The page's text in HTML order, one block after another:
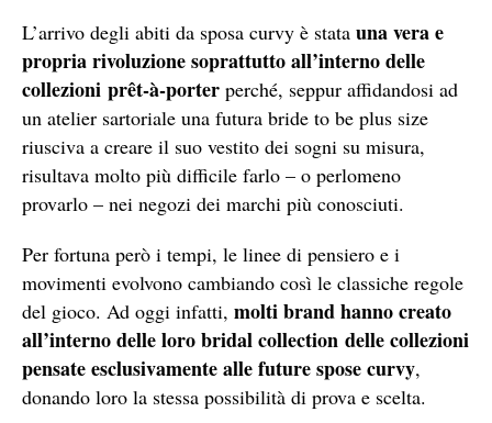
L’arrivo degli abiti da sposa curvy è stata una vera e
propria rivoluzione soprattutto all’interno delle
collezioni prêt-à-porter perché, seppur affidandosi ad
un atelier sartoriale una futura bride to be plus size
riusciva a creare il suo vestito dei sogni su misura,
risultava molto più difficile farlo – o perlomeno
provarlo – nei negozi dei marchi più conosciuti.
Per fortuna però i tempi, le linee di pensiero e i
movimenti evolvono cambiando così le classiche regole
del gioco. Ad oggi infatti, molti brand hanno creato
all’interno delle loro bridal collection delle collezioni
pensate esclusivamente alle future spose curvy,
donando loro la stessa possibilità di prova e scelta.